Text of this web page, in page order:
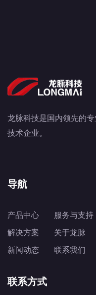
龙脉科技是国内领先的
技术企业。
导航
产品中心
解决方案
新闻动态
服务与支持
关于龙脉
联系我们
联系方式